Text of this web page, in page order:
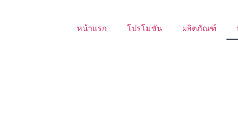
หน้าแรก โปรโมชัน ผลิตภัณฑ์